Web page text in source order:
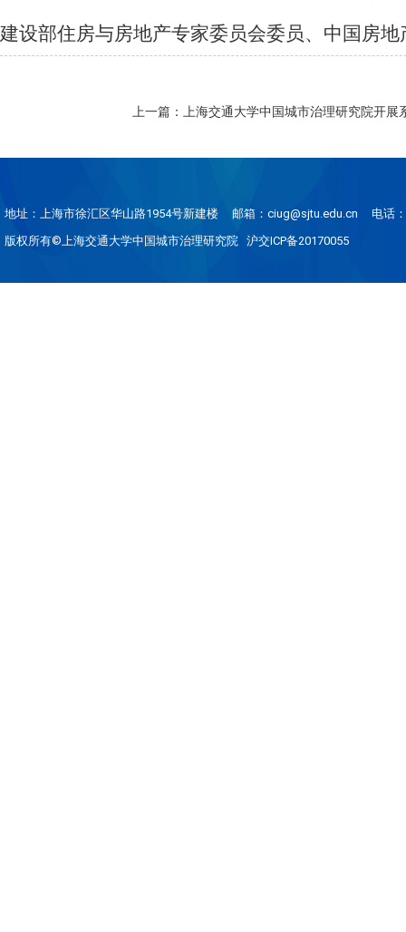
建设部住房与房地产专家委员会委员、中国房
上一篇：上海交通大学中国城市治理研究院开展
地址：上海市徐汇区华山路1954号新建楼 邮箱：ciug@sjtu.edu.cn 电话
版权所有©上海交通大学中国城市治理研究院 沪交ICP备20170055